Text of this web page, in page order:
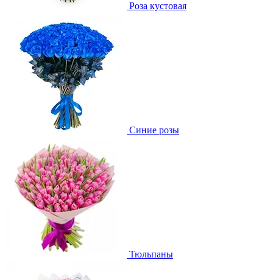
Роза кустовая
Синие розы
Тюльпаны